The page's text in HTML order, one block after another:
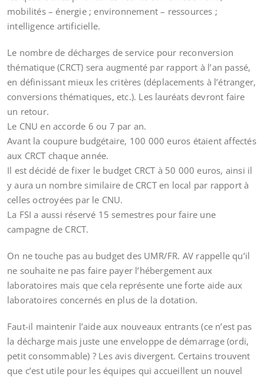
mobilités – énergie ; environnement – ressources ;
intelligence artificielle.
Le nombre de décharges de service pour reconversion
thématique (CRCT) sera augmenté par rapport à l’an passé,
en définissant mieux les critères (déplacements à l’étranger,
conversions thématiques, etc.). Les lauréats devront faire
un retour.
Le CNU en accorde 6 ou 7 par an.
Avant la coupure budgétaire, 100 000 euros étaient affectés
aux CRCT chaque année.
Il est décidé de fixer le budget CRCT à 50 000 euros, ainsi il
y aura un nombre similaire de CRCT en local par rapport à
celles octroyées par le CNU.
La FSI a aussi réservé 15 semestres pour faire une
campagne de CRCT.
On ne touche pas au budget des UMR/FR. AV rappelle qu’il
ne souhaite ne pas faire payer l’hébergement aux
laboratoires mais que cela représente une forte aide aux
laboratoires concernés en plus de la dotation.
Faut-il maintenir l’aide aux nouveaux entrants (ce n’est pas
la décharge mais juste une enveloppe de démarrage (ordi,
petit consommable) ? Les avis divergent. Certains trouvent
que c’est utile pour les équipes qui accueillent un nouvel